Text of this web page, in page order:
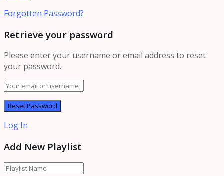
Forgotten Password?
Retrieve your password
Please enter your username or email address to reset
your password.
Log In
Add New Playlist